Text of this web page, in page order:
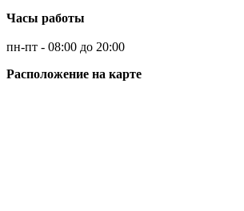
Часы работы
пн-пт - 08:00 до 20:00
Расположение на карте